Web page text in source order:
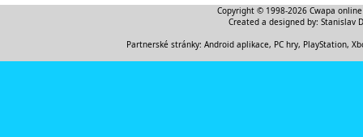
Copyright © 1998-2026 Cwapa
Created a designed by: Stanislav
Partnerské stránky: Android aplikace, PC hry, PlayStation,